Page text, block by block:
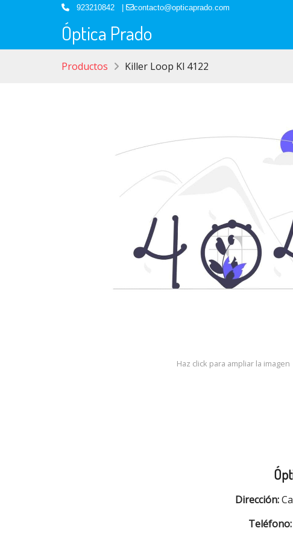
923210842 | contacto@opticaprado.com
Óptica Prado
Productos Killer Loop Kl 4122
Haz click para ampliar la imagen
Dirección:
Teléfono: